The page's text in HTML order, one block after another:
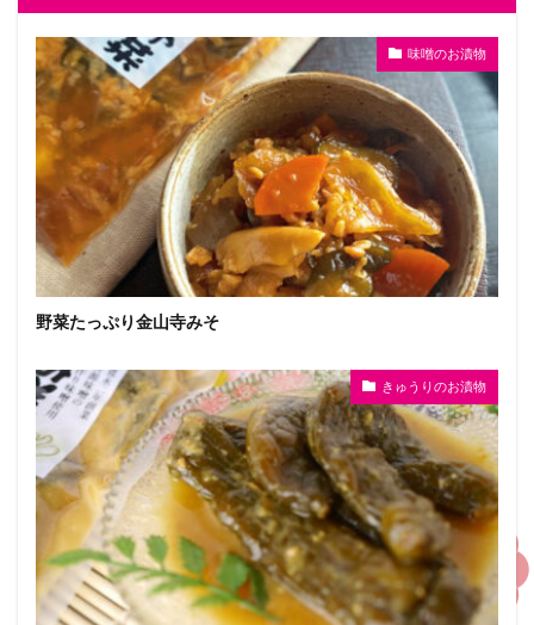
味噌のお漬物
野菜たっぷり金山寺みそ
きゅうりのお漬物